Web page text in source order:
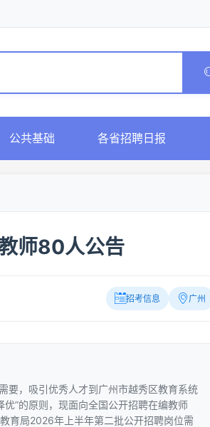
公共基础 各省招聘日报
师80人公告
招考信息 广州
要，吸引优秀人才到广州市越秀区教育系统
”的原则，现面向全国公开招聘在编教师
育局2026年上半年第二批公开招聘岗位需